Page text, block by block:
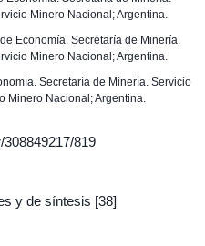
Minero Nacional; Argentina.
Economía. Secretaría de Minería.
Minero Nacional; Argentina.
Secretaría de Minería. Servicio
Minero Nacional; Argentina.
819
y de síntesis [38]